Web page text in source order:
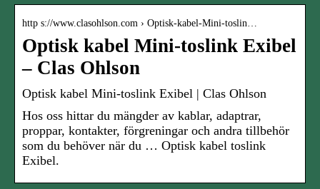
http s://www.clasohlson.com › Optisk-kabel-Mini-toslin…
Optisk kabel Mini-toslink Exibel
– Clas Ohlson
Optisk kabel Mini-toslink Exibel | Clas Ohlson
Hos oss hittar du mängder av kablar, adaptrar,
proppar, kontakter, förgreningar och andra tillbehör
som du behöver när du … Optisk kabel toslink
Exibel.